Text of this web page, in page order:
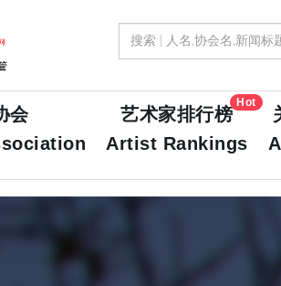
会
艺术家排行榜
Artist Rankings
Hot